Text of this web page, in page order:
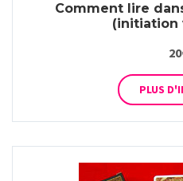
Comment lire
(initiation
PLUS